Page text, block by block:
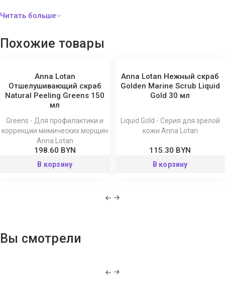
применения.
Похожие товары
Anna Lotan
Отшелушивающий скраб
Natural Peeling Greens 150
мл
Greens - Для профилактики и
коррекции мимических морщин
Anna Lotan
198.60 BYN
В корзину
Anna Lotan Нежный скраб
Golden Marine Scrub Liquid
Gold 30 мл
Liquid Gold - Серия для зрелой
кожи Anna Lotan
115.30 BYN
В корзину
Вы смотрели